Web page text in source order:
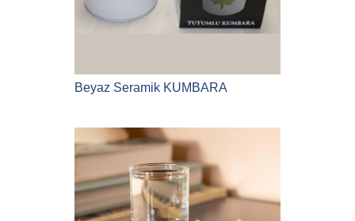
Beyaz Seramik KUMBARA